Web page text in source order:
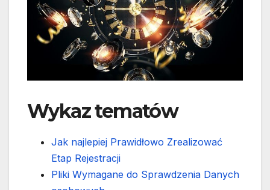
Wykaz tematów
Jak najlepiej Prawidłowo Zrealizować
Etap Rejestracji
Pliki Wymagane do Sprawdzenia Danych